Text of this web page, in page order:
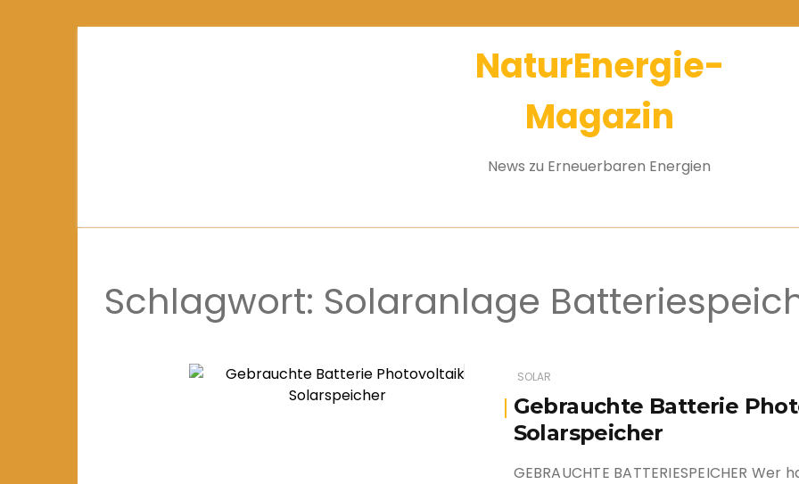
NaturEnergie-
Magazin
News zu Erneuerbaren Energien
Schlagwort: Solaranlage
SOLAR
Gebrauchte Batterie
Solarspeicher
GEBRAUCHTE BATTERIESPEICHER